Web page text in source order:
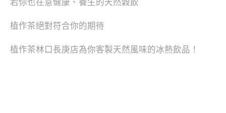
若你也在意健康、養生的天然穀飲
植作茶絕對符合你的期待
植作茶林口長庚店為你客製天然風味的冰熱飲品！